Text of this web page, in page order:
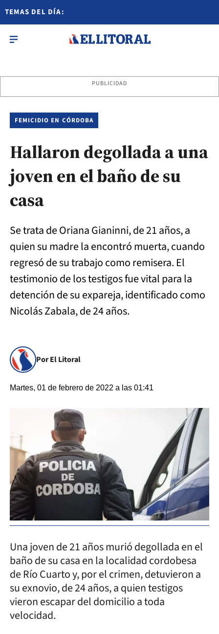
TEMAS DEL DÍA:
PUBLICIDAD
FEMICIDIO EN CÓRDOBA
Hallaron degollada a una
joven en el baño de su
casa
Se trata de Oriana Gianinni, de 21 años, a
quien su madre la encontró muerta, cuando
regresó de su trabajo como remisera. El
testimonio de los testigos fue vital para la
detención de su expareja, identificado como
Nicolás Zabala, de 24 años.
Por El Litoral
Martes, 01 de febrero de 2022 a las 01:41
Una joven de 21 años murió degollada en el
baño de su casa en la localidad cordobesa
de Río Cuarto y, por el crimen, detuvieron a
su exnovio, de 24 años, a quien testigos
vieron escapar del domicilio a toda
velocidad.